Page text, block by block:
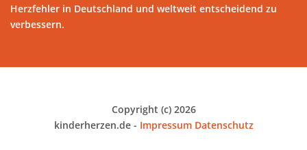
Herzfehler in Deutschland und weltweit entscheidend zu
verbessern.
Copyright (c) 2026
kinderherzen.de - ImpressumDatenschutz